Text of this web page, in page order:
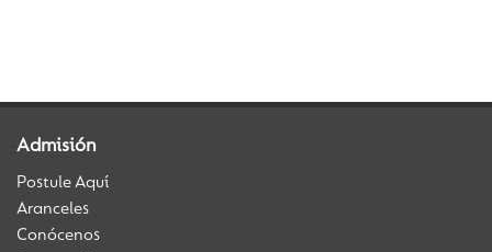
Admisión
Postule Aquí
Aranceles
Conócenos